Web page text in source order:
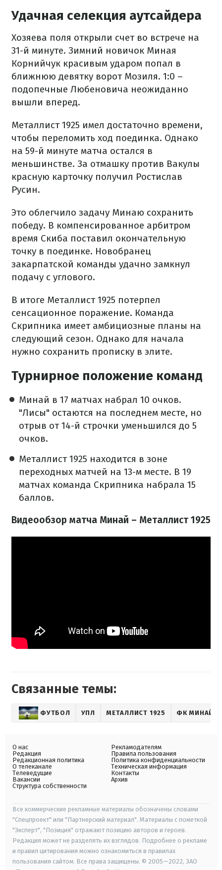
Удачная селекция аутсайдера
Хозяева поля открыли счет во встрече на
31-й минуте. Зимний новичок Миная
Корнийчук красивым ударом попал в
ближнюю девятку ворот Мозиля. 1:0 –
подопечные Любеновича неожиданно
вышли вперед.
Металлист 1925 имел достаточно времени,
чтобы переломить ход поединка. Однако
на 59-й минуте матча остался в
меньшинстве. За отмашку против Вакулы
красную карточку получил Ростислав
Русин.
Это облегчило задачу Минаю сохранить
победу. В компенсированное арбитром
время Скиба поставил окончательную
точку в поединке. Новобранец
закарпатской команды удачно замкнул
подачу с углового.
В итоге Металлист 1925 потерпел
сенсационное поражение. Команда
Скрипника имеет амбициозные планы на
следующий сезон. Однако для начала
нужно сохранить прописку в элите.
Турнирное положение команд
Минай в 17 матчах набрал 10 очков.
"Лисы" остаются на последнем месте, но
отрыв от 14-й строчки уменьшился до 5
очков.
Металлист 1925 находится в зоне
переходных матчей на 13-м месте. В 19
матчах команда Скрипника набрала 15
баллов.
Видеообзор матча Минай – Металлист 1925
Связанные темы:
ФУТБОЛ УПЛ МЕТАЛЛИСТ 1925 ФК МИНАЙ
О нас
Редакция
Редакционная политика
О телеканале
Телеведущие
Вакансии
Структура собственности
Рекламодателям
Правила пользования
Политика конфиденциальности
Техническая информация
Контакты
Архив
Все коммерческие рекламные материалы обозначены словами
"Спецпроект" или "Партнерский материал". Материалы с пометкой
"Эксперт", "Позиция" отражают позицию авторов и героев.
Редакция может не разделять их взглядов. Подробнее о рекламе
и правил цитирования можно ознакомиться в правилах
пользования сайтом. Все права защищены. © 2005—2022, ЗАО